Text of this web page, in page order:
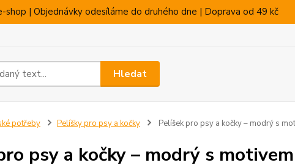
shop | Objednávky odesíláme do druhého dne | Doprava od 49 kč
Hledat
potřeby Pelíšky pro psy a kočky Pelíšek pro psy a kočky – modrý s
psy a kočky – modrý s